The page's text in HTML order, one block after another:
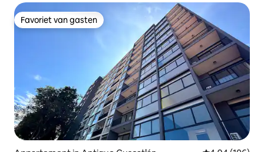
Favoriet van gasten
Favoriet van gasten